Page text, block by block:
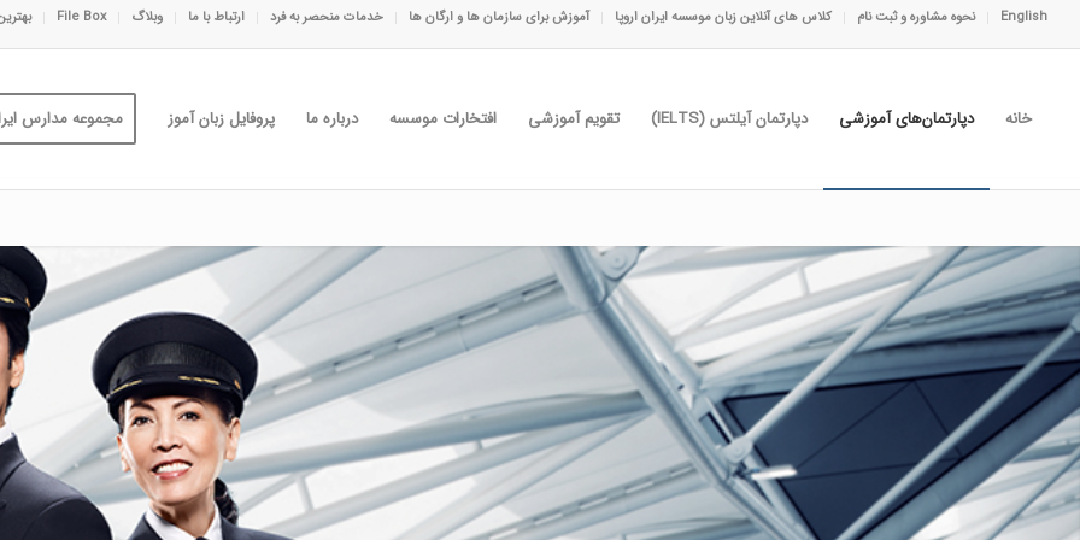
English نحوه مشاوره و ثبت نام کلاس های آنلاین زبان موسسه ایران اروپا آموزش برای سازمان ها و ارگان ها خدمات منحصر به فرد ارتباط با ما وبلاگ File Box
خانه دپارتمان‌های آموزشی دپارتمان آیلتس (IELTS) تقویم آموزشی افتخارات موسسه درباره ما پروفایل زبان آموز مجموعه مدارس